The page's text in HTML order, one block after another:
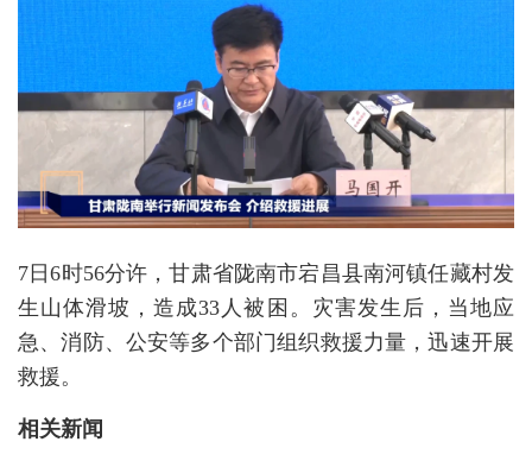
7日6时56分许，甘肃省陇南市宕昌县南河镇任藏村发
生山体滑坡，造成33人被困。灾害发生后，当地应
急、消防、公安等多个部门组织救援力量，迅速开展
救援。
相关新闻